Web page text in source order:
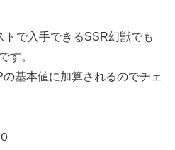
で入手できるSSR幻獣でも
す。
基本値に加算されるのでチェ